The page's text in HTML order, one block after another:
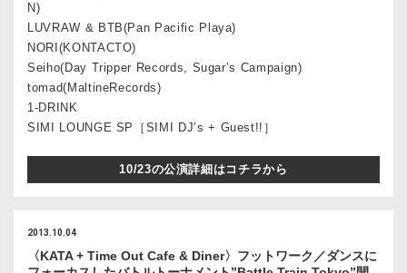
N)
LUVRAW & BTB(Pan Pacific Playa)
NORI(KONTACTO)
Seiho(Day Tripper Records, Sugar’s Campaign)
tomad(MaltineRecords)
1-DRINK
SIMI LOUNGE SP［SIMI DJ’s + Guest!!］
10/23の公演詳細はコチラから
2013.10.04
〈KATA + Time Out Cafe & Diner〉フットワーク／ダンスに